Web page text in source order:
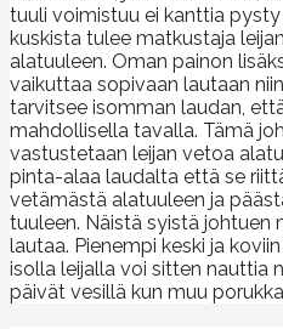
tuuli voimistuu ei kanttia
kuskista tulee matkustaja
alatuuleen. Oman painon
vaikuttaa sopivaan lautaan
tarvitsee isomman laudan,
mahdollisella tavalla. Tämä
vastustetaan leijan vetoa
pinta-alaa laudalta että se
vetämästä alatuuleen ja
tuuleen. Näistä syistä johtuen
lautaa. Pienempi keski ja
isolla leijalla voi sitten nauttia
päivät vesillä kun muu